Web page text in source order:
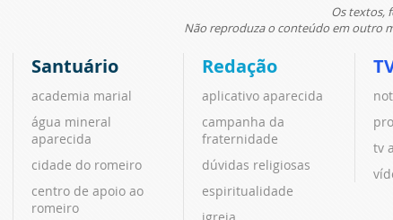
Os textos,
Não reproduza o conteúdo em outro
Santuário
academia marial
água mineral
aparecida
cidade do romeiro
centro de apoio ao
romeiro
Redação
aplicativo aparecida
campanha da
fraternidade
dúvidas religiosas
espiritualidade
igreja
tv